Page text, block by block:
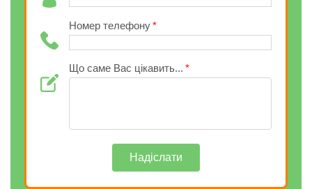
Номер телефону
Що саме Вас цікавить...
Надіслати